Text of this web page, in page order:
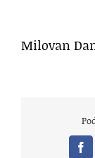
Milovan